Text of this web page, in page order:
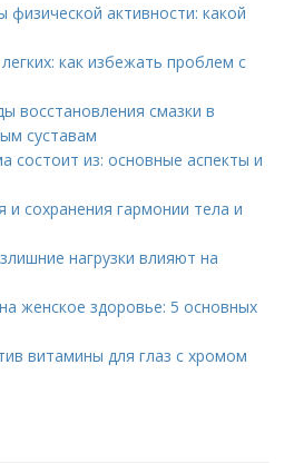
физической активности: какой
как избежать проблем с
восстановления смазки в
суставам
состоит из: основные аспекты и
и сохранения гармонии тела и
нагрузки влияют на
женское здоровье: 5 основных
витамины для глаз с хромом